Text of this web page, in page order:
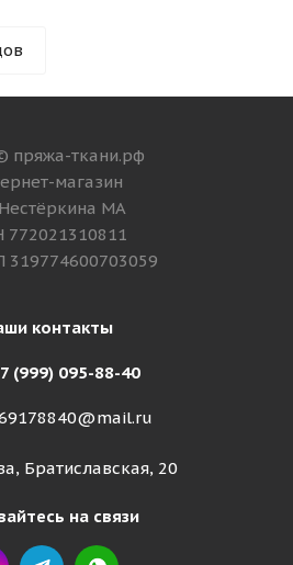
пряжа-ткани.рф
магазин
МА
772021310811
контакты
(999) 095-88-40
Братиславская, 20
на связи